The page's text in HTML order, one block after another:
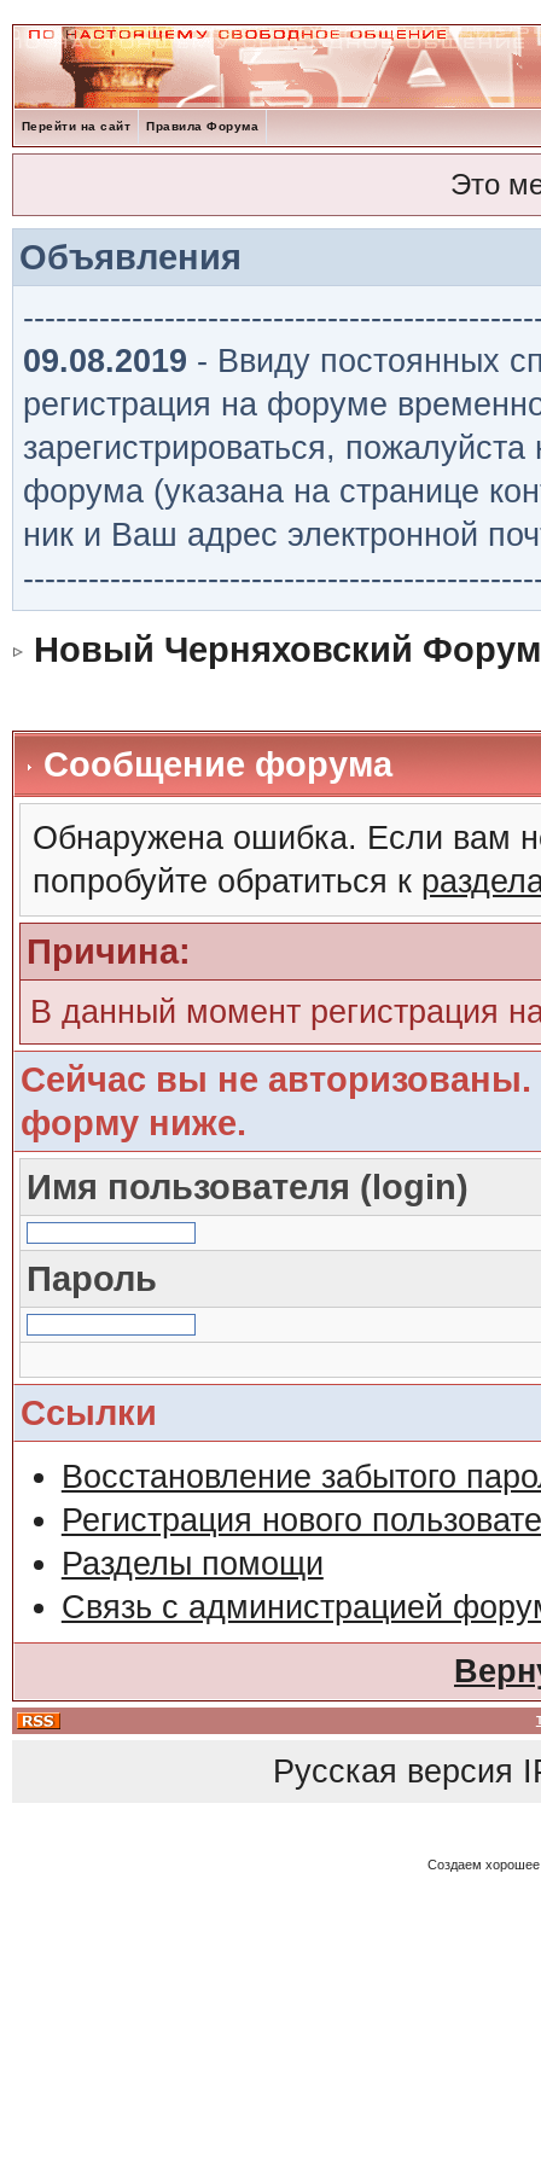
Перейти на сайт Правила Форума
Это
Объявления
09.08.2019 - Ввиду постоянных
регистрация на форуме
зарегистрироваться,
форума (указана на странице
ник и Ваш адрес электронной
Новый Черняховский Форум
Сообщение форума
Обнаружена ошибка. Если вам
попробуйте обратиться к
Причина:
В данный момент регистрация
Сейчас вы не авторизованы.
форму ниже.
Имя пользователя (login)
Пароль
Ссылки
Восстановление забытого
Регистрация нового
Разделы помощи
Связь с администрацией
Русская версия
Создаем